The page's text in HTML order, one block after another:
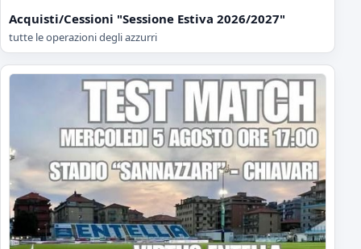
Acquisti/Cessioni "Sessione Estiva 2026/2027"
tutte le operazioni degli azzurri